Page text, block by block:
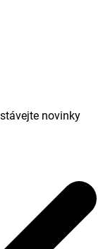
novinky